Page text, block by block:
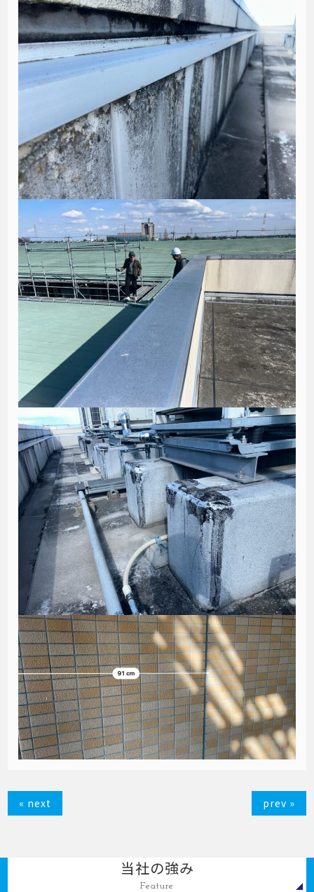
« next prev »
当社の強み
Feature